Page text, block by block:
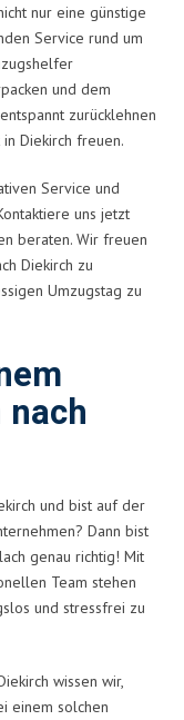
nur eine günstige
Service rund um
und dem
zurücklehnen
Diekirch freuen.
Service und
uns jetzt
beraten. Wir freuen
Diekirch zu
Umzugstag zu
nach
und bist auf der
Dann bist
genau richtig! Mit
Team stehen
und stressfrei zu
wissen wir,
einem solchen